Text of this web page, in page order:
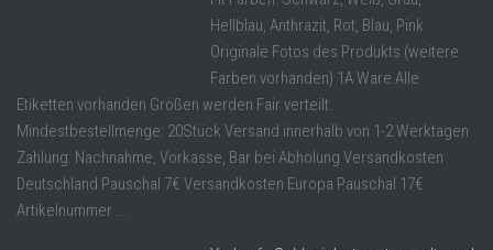
Hellblau, Anthrazit, Rot, Blau, Pink
Originale Fotos des Produkts (weitere
Farben vorhanden) 1A Ware Alle
Etiketten vorhanden Größen werden Fair verteilt.
Mindestbestellmenge: 20Stück Versand innerhalb von 1-2 Werktagen
Zahlung: Nachnahme, Vorkasse, Bar bei Abholung Versandkosten
Deutschland Pauschal 7€ Versandkosten Europa Pauschal 17€
Artikelnummer ...